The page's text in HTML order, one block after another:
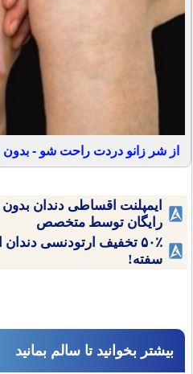
از شر زانو دردت راحت شو -
ایمپلنت اقساطی دندان
رایگان توسط متخصص
۵۰٪ تخفیف ارتودنسی
سفته!
بیشتر بخوانید تا سالم بمانید